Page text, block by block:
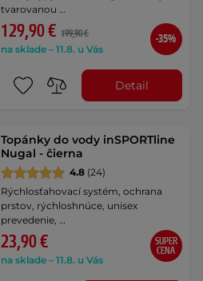
tvarovanou …
129,90 € 199,90 €
na sklade – 11.8. u Vás
-35%
Detail
Topánky do vody inSPORTline
Nugal - čierna
4.8 (24)
Rýchlosťahovací systém, ochrana
prstov, rýchloshnúce, unisex
prevedenie, …
23,90 €
na sklade – 11.8. u Vás
SUPER
CENA